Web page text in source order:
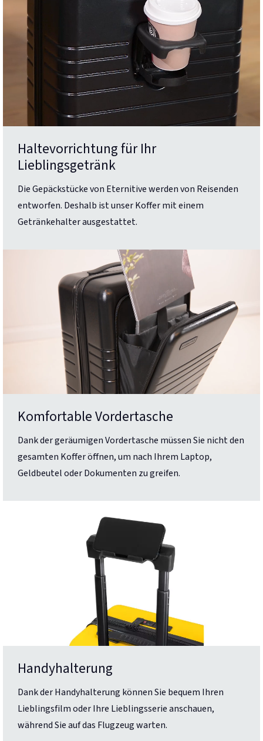
Haltevorrichtung für Ihr
Lieblingsgetränk
Die Gepäckstücke von Eternitive werden von Reisenden
entworfen. Deshalb ist unser Koffer mit einem
Getränkehalter ausgestattet.
Komfortable Vordertasche
Dank der geräumigen Vordertasche müssen Sie nicht den
gesamten Koffer öffnen, um nach Ihrem Laptop,
Geldbeutel oder Dokumenten zu greifen.
Handyhalterung
Dank der Handyhalterung können Sie bequem Ihren
Lieblingsfilm oder Ihre Lieblingsserie anschauen,
während Sie auf das Flugzeug warten.